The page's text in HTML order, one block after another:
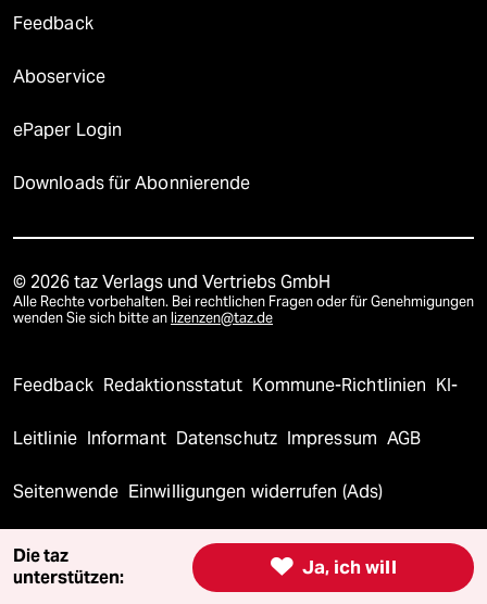
Feedback
Aboservice
ePaper Login
Downloads für Abonnierende
© 2026 taz Verlags und Vertriebs GmbH
Alle Rechte vorbehalten. Bei rechtlichen Fragen oder für Genehmigungen
wenden Sie sich bitte an lizenzen@taz.de
Feedback Redaktionsstatut Kommune-Richtlinien KI-
Leitlinie Informant Datenschutz Impressum AGB
Seitenwende Einwilligungen widerrufen (Ads)
 Ja, ich will
Die taz
unterstützen: